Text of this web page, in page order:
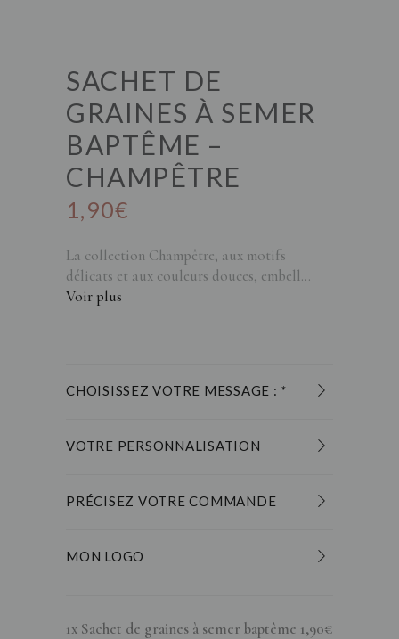
SACHET DE
GRAINES À SEMER
BAPTÊME –
CHAMPÊTRE
1,90€
La collection Champêtre, aux motifs
délicats et aux couleurs douces, embell...
Voir plus
CHOISISSEZ VOTRE MESSAGE : *
VOTRE PERSONNALISATION
PRÉCISEZ VOTRE COMMANDE
MON LOGO
1x Sachet de graines à semer baptême 1,90€